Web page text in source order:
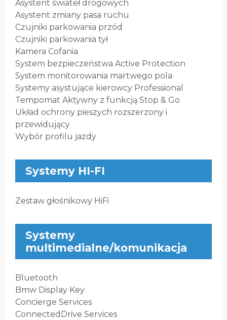
Asystent świateł drogowych
Asystent zmiany pasa ruchu
Czujniki parkowania przód
Czujniki parkowania tył
Kamera Cofania
System bezpieczeństwa Active Protection
System monitorowania martwego pola
Systemy asystujące kierowcy Professional
Tempomat Aktywny z funkcją Stop & Go
Układ ochrony pieszych rozszerzony i
przewidujący
Wybór profilu jazdy
Systemy HI-FI
Zestaw głośnikowy HiFi
Systemy
multimedialne/komunikacja
Bluetooth
Bmw Display Key
Concierge Services
ConnectedDrive Services